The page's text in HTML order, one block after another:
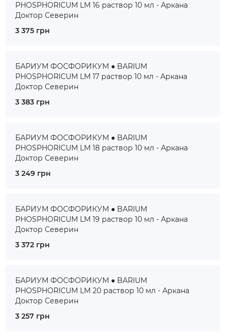
PHOSPHORICUM LM 16 раствор 10 мл - Аркана
Доктор Северин
3 375 грн
БАРИУМ ФОСФОРИКУМ ● BARIUM
PHOSPHORICUM LM 17 раствор 10 мл - Аркана
Доктор Северин
3 383 грн
БАРИУМ ФОСФОРИКУМ ● BARIUM
PHOSPHORICUM LM 18 раствор 10 мл - Аркана
Доктор Северин
3 249 грн
БАРИУМ ФОСФОРИКУМ ● BARIUM
PHOSPHORICUM LM 19 раствор 10 мл - Аркана
Доктор Северин
3 372 грн
БАРИУМ ФОСФОРИКУМ ● BARIUM
PHOSPHORICUM LM 20 раствор 10 мл - Аркана
Доктор Северин
3 257 грн